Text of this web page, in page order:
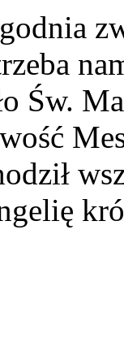
Św.